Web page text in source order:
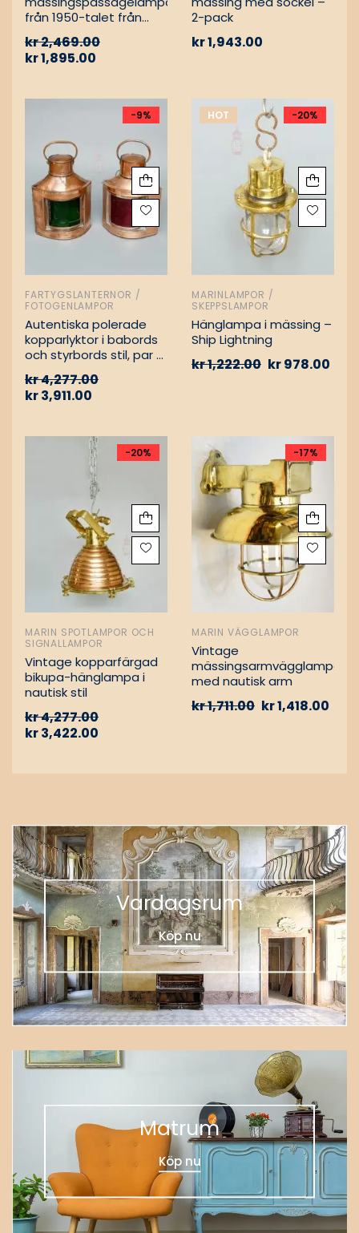
från 1950-talet från
kr2,469.00
kr1,895.00
2-pack
kr1,943.00
-9%
FARTYGSLANTERNOR /
FOTOGENLAMPOR
Autentiska polerade
kopparlyktor i babords
och styrbords stil, par –
oljelampor
kr4,277.00
kr3,911.00
HOT -20%
MARINLAMPOR /
SKEPPSLAMPOR
Hänglampa i mässing –
Ship Lightning
kr1,222.00 kr978.00
-20%
MARIN SPOTLAMPOR OCH
SIGNALLAMPOR
Vintage kopparfärgad
bikupa-hänglampa i
nautisk stil
kr4,277.00
kr3,422.00
-17%
MARIN VÄGGLAMPOR
Vintage
mässingsarmvägglampa
med nautisk arm
kr1,711.00 kr1,418.00
Vardagsrum
Köp nu
Matrum
Köp nu